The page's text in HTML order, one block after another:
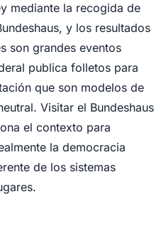
mediante la recogida de
y los resultados
son grandes eventos
publica folletos para
que son modelos de
Visitar el Bundeshaus
el contexto para
la democracia
de los sistemas